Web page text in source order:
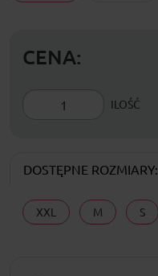
CENA:
ILOŚĆ
DOSTĘPNE ROZMIARY:
XXL M S